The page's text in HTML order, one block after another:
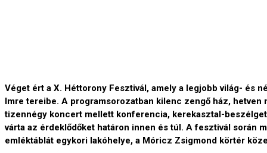
Véget ért a X. Héttorony Fesztivál, amely a legjobb világ- és
Imre tereibe. A programsorozatban kilenc zengő ház, hetven
tizennégy koncert mellett konferencia, kerekasztal-
várta az érdeklődőket határon innen és túl. A fesztivál során
emléktáblát egykori lakóhelye, a Móricz Zsigmond körtér